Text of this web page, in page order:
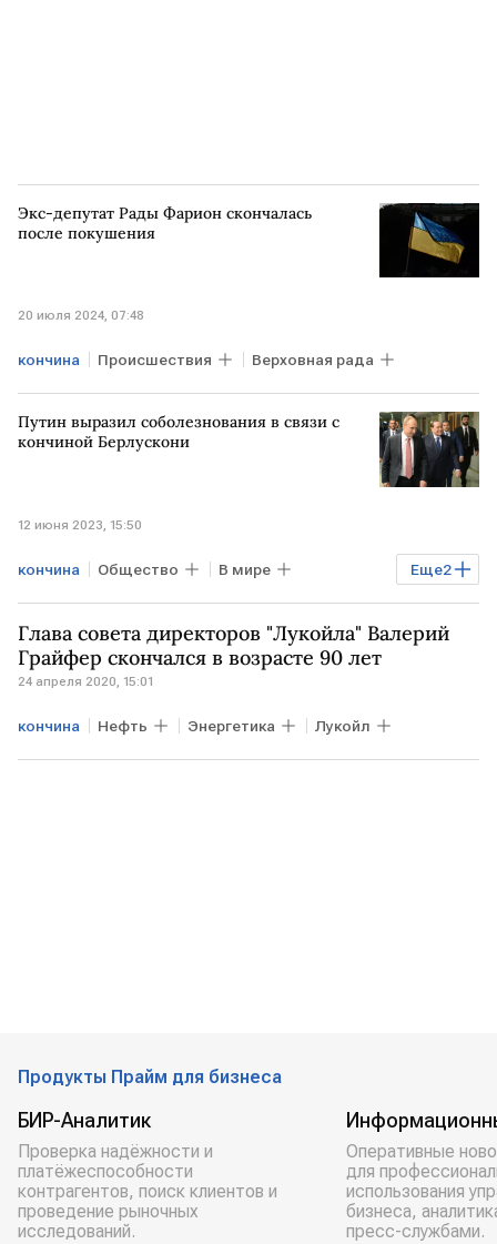
Экс-депутат Рады Фарион скончалась
после покушения
20 июля 2024, 07:48
кончина Происшествия Верховная рада
Путин выразил соболезнования в связи с
кончиной Берлускони
12 июня 2023, 15:50
Еще2
кончина Общество В мире
Владимир Путин Сильвио Берлускони
Глава совета директоров "Лукойла" Валерий
Грайфер скончался в возрасте 90 лет
24 апреля 2020, 15:01
кончина Нефть Энергетика Лукойл
Продукты Прайм для бизнеса
БИР-Аналитик
Проверка надёжности и
платёжеспособности
контрагентов, поиск клиентов и
проведение рыночных
исследований.
Оперативные
для
использования
бизнеса,
пресс-службами.